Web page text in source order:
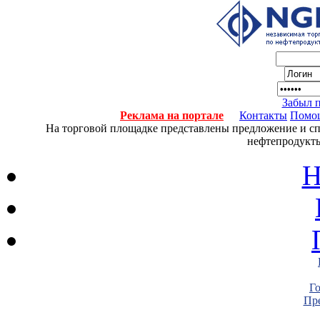
Забыл
Реклама на портале
Контакты
На торговой площадке представлены предложение и